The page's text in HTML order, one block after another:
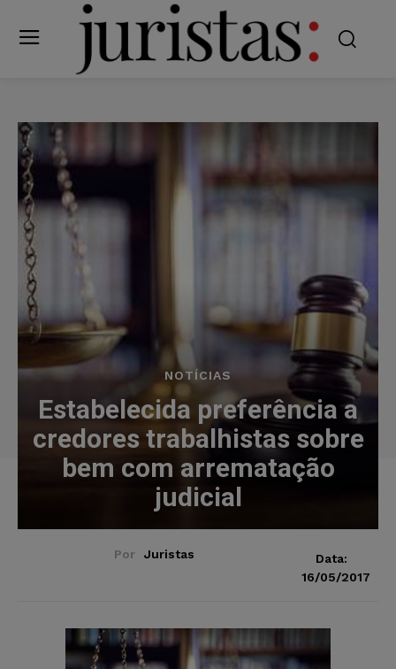
NOTÍCIAS
Estabelecida preferência a
credores trabalhistas sobre
bem com arrematação
judicial
Por Juristas
Data:
16/05/2017